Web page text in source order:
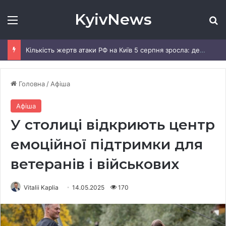
Меню KyivNews
Кількість жертв атаки РФ на Київ 5 серпня зросла: деталі
Головна / Афіша
Афіша
У столиці відкриють центр
емоційної підтримки для
ветеранів і військових
Vitalii Kaplia 14.05.2025 170